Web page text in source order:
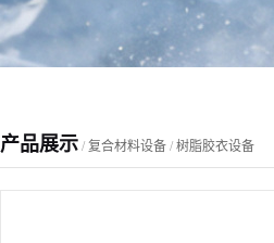
产品展示 / 复合材料设备 / 树脂胶衣设备